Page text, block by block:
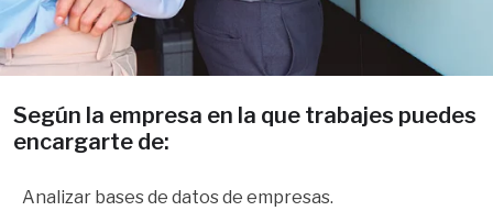
Según la empresa en la que trabajes puedes
encargarte de:
Analizar bases de datos de empresas.